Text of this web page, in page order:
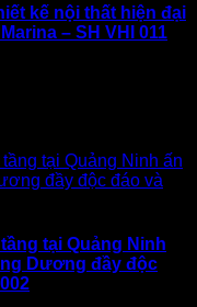
kế nội thất hiện đại
– SH VHI 011
tại Quảng Ninh
Dương đầy độc